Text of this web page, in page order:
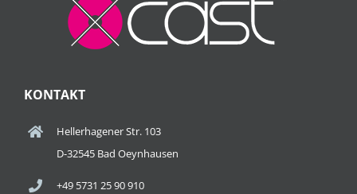
KONTAKT
Hellerhagener Str. 103
D-32545 Bad Oeynhausen
+49 5731 25 90 910